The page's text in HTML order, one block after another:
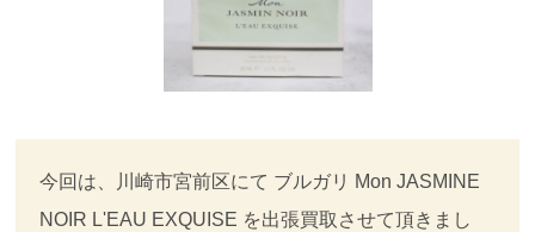
今回は、川崎市宮前区にて ブルガリ Mon JASMINE
NOIR L'EAU EXQUISE を出張買取させて頂きまし